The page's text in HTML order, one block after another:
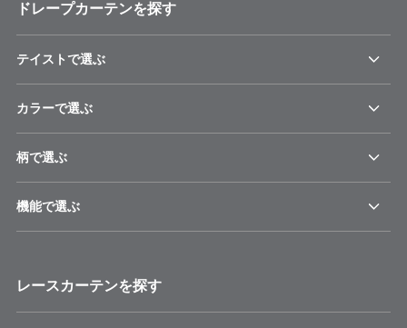
ドレープカーテンを探す
テイストで選ぶ
カラーで選ぶ
柄で選ぶ
機能で選ぶ
レースカーテンを探す